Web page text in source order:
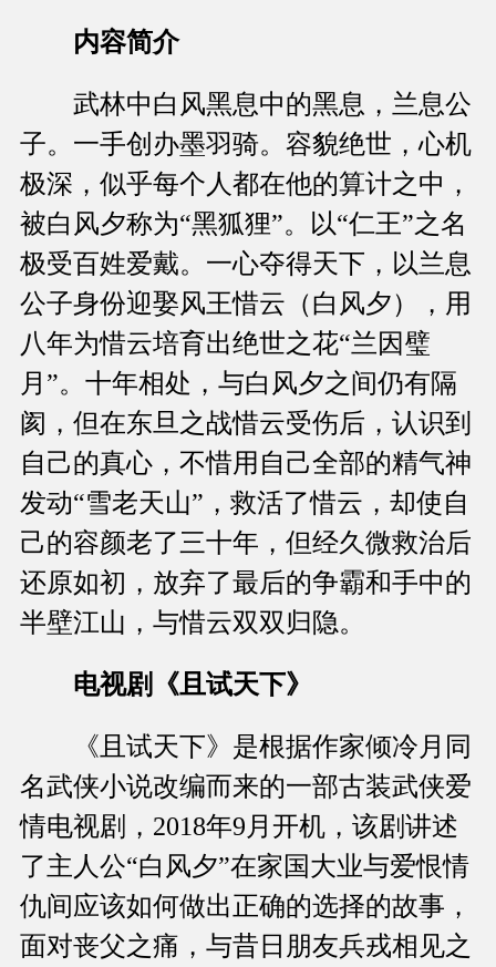
内容简介
武林中白风黑息中的黑息，兰息公
子。一手创办墨羽骑。容貌绝世，心机
极深，似乎每个人都在他的算计之中，
被白风夕称为“黑狐狸”。以“仁王”之名
极受百姓爱戴。一心夺得天下，以兰息
公子身份迎娶风王惜云（白风夕），用
八年为惜云培育出绝世之花“兰因璧
月”。十年相处，与白风夕之间仍有隔
阂，但在东旦之战惜云受伤后，认识到
自己的真心，不惜用自己全部的精气神
发动“雪老天山”，救活了惜云，却使自
己的容颜老了三十年，但经久微救治后
还原如初，放弃了最后的争霸和手中的
半壁江山，与惜云双双归隐。
电视剧《且试天下》
《且试天下》是根据作家倾冷月同
名武侠小说改编而来的一部古装武侠爱
情电视剧，2018年9月开机，该剧讲述
了主人公“白风夕”在家国大业与爱恨情
仇间应该如何做出正确的选择的故事，
面对丧父之痛，与昔日朋友兵戎相见之